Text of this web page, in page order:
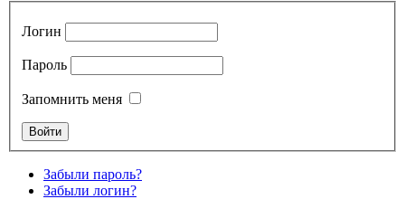
Логин
Пароль
Запомнить меня
Забыли пароль?
Забыли логин?